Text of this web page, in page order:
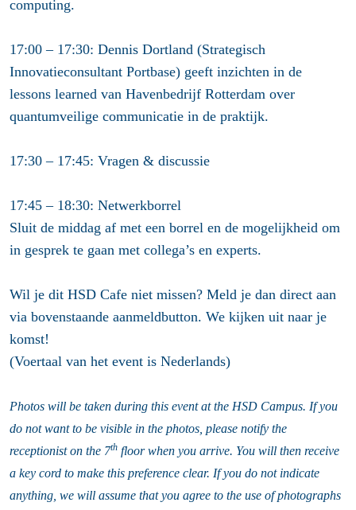
computing.
17:00 – 17:30: Dennis Dortland (Strategisch
Innovatieconsultant Portbase) geeft inzichten in de
lessons learned van Havenbedrijf Rotterdam over
quantumveilige communicatie in de praktijk.
17:30 – 17:45: Vragen & discussie
17:45 – 18:30: Netwerkborrel
Sluit de middag af met een borrel en de mogelijkheid om
in gesprek te gaan met collega’s en experts.
Wil je dit HSD Cafe niet missen? Meld je dan direct aan
via bovenstaande aanmeldbutton. We kijken uit naar je
komst!
(Voertaal van het event is Nederlands)
Photos will be taken during this event at the HSD Campus. If you
do not want to be visible in the photos, please notify the
receptionist on the 7th floor when you arrive. You will then receive
a key cord to make this preference clear. If you do not indicate
anything, we will assume that you agree to the use of photographs